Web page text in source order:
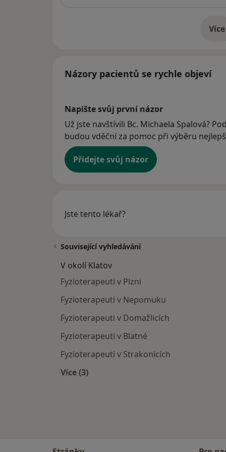
Více
o
Názory pacientů se rychle objeví
Napište svůj první názor
Už jste navštívili Bc. Michaela Spalová?
budou vděční za pomoc při výběru
Přidejte svůj názor
Jste tento lékař?
Související vyhledávání
V okolí Klatov
Fyzioterapeuti v Plzni
Fyzioterapeuti v Nepomuku
Fyzioterapeuti v Domažlicích
Fyzioterapeuti v Blatné
Fyzioterapeuti v Strakonicích
Více (3)